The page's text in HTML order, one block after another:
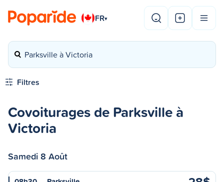
FR▾
Parksville à Victoria
Filtres
Covoiturages de Parksville à
Victoria
Samedi 8 Août